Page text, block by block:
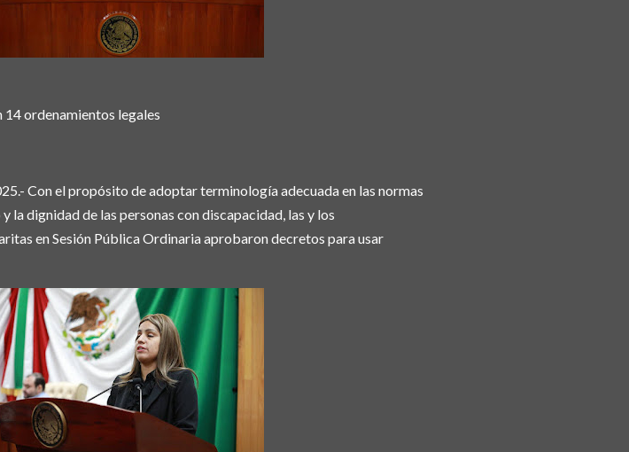
ordenamientos legales
Con el propósito de adoptar terminología adecuada en las normas
la dignidad de las personas con discapacidad, las y los
en Sesión Pública Ordinaria aprobaron decretos para usar